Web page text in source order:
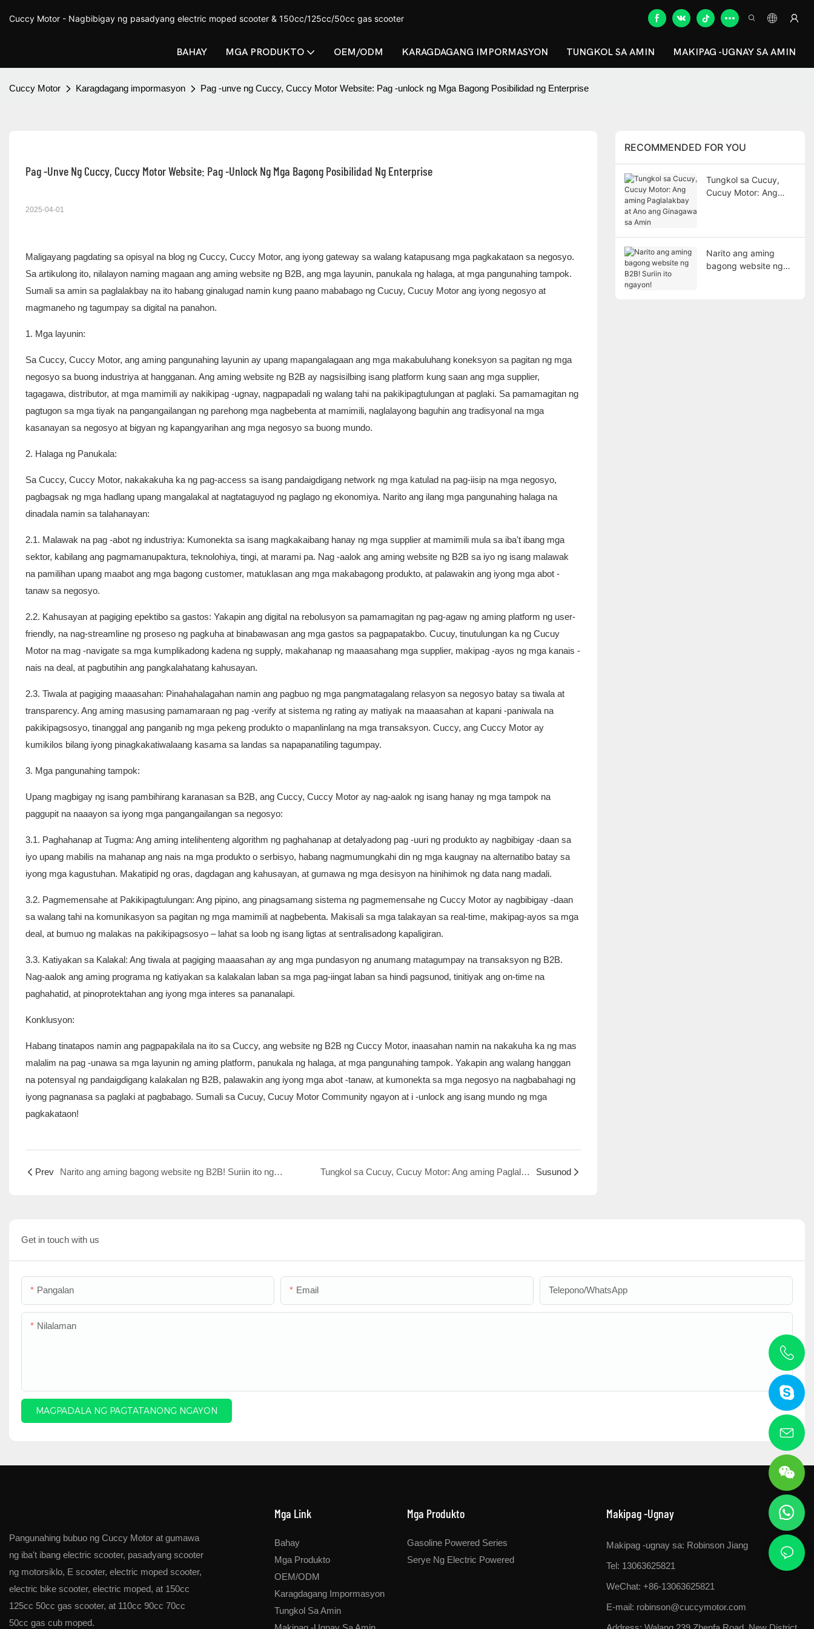
Cuccy Motor - Nagbibigay ng pasadyang electric moped scooter & 150cc/125cc/50cc gas scooter
BAHAY MGA PRODUKTO OEM/ODM KARAGDAGANG IMPORMASYON TUNGKOL SA AMIN MAKIPAG -UGNAY SA AMIN
Cuccy Motor Karagdagang impormasyon Pag -unve ng Cuccy, Cuccy Motor Website: Pag -unlock ng Mga Bagong Posibilidad ng Enterprise
Pag -unve Ng Cuccy, Cuccy Motor Website: Pag -unlock Ng Mga Bagong Posibilidad Ng Enterprise
2025-04-01
Maligayang pagdating sa opisyal na blog ng Cuccy, Cuccy Motor, ang iyong gateway sa walang katapusang mga pagkakataon sa negosyo.
Sa artikulong ito, nilalayon naming magaan ang aming website ng B2B, ang mga layunin, panukala ng halaga, at mga pangunahing tampok.
Sumali sa amin sa paglalakbay na ito habang ginalugad namin kung paano mababago ng Cucuy, Cucuy Motor ang iyong negosyo at
magmaneho ng tagumpay sa digital na panahon.
1. Mga layunin:
Sa Cuccy, Cuccy Motor, ang aming pangunahing layunin ay upang mapangalagaan ang mga makabuluhang koneksyon sa pagitan ng mga
negosyo sa buong industriya at hangganan. Ang aming website ng B2B ay nagsisilbing isang platform kung saan ang mga supplier,
tagagawa, distributor, at mga mamimili ay nakikipag -ugnay, nagpapadali ng walang tahi na pakikipagtulungan at paglaki. Sa pamamagitan ng
pagtugon sa mga tiyak na pangangailangan ng parehong mga nagbebenta at mamimili, naglalayong baguhin ang tradisyonal na mga
kasanayan sa negosyo at bigyan ng kapangyarihan ang mga negosyo sa buong mundo.
2. Halaga ng Panukala:
Sa Cuccy, Cuccy Motor, nakakakuha ka ng pag-access sa isang pandaigdigang network ng mga katulad na pag-iisip na mga negosyo,
pagbagsak ng mga hadlang upang mangalakal at nagtataguyod ng paglago ng ekonomiya. Narito ang ilang mga pangunahing halaga na
dinadala namin sa talahanayan:
2.1. Malawak na pag -abot ng industriya: Kumonekta sa isang magkakaibang hanay ng mga supplier at mamimili mula sa iba't ibang mga
sektor, kabilang ang pagmamanupaktura, teknolohiya, tingi, at marami pa. Nag -aalok ang aming website ng B2B sa iyo ng isang malawak
na pamilihan upang maabot ang mga bagong customer, matuklasan ang mga makabagong produkto, at palawakin ang iyong mga abot -
tanaw sa negosyo.
2.2. Kahusayan at pagiging epektibo sa gastos: Yakapin ang digital na rebolusyon sa pamamagitan ng pag-agaw ng aming platform ng user-
friendly, na nag-streamline ng proseso ng pagkuha at binabawasan ang mga gastos sa pagpapatakbo. Cucuy, tinutulungan ka ng Cucuy
Motor na mag -navigate sa mga kumplikadong kadena ng supply, makahanap ng maaasahang mga supplier, makipag -ayos ng mga kanais -
nais na deal, at pagbutihin ang pangkalahatang kahusayan.
2.3. Tiwala at pagiging maaasahan: Pinahahalagahan namin ang pagbuo ng mga pangmatagalang relasyon sa negosyo batay sa tiwala at
transparency. Ang aming masusing pamamaraan ng pag -verify at sistema ng rating ay matiyak na maaasahan at kapani -paniwala na
pakikipagsosyo, tinanggal ang panganib ng mga pekeng produkto o mapanlinlang na mga transaksyon. Cuccy, ang Cuccy Motor ay
kumikilos bilang iyong pinagkakatiwalaang kasama sa landas sa napapanatiling tagumpay.
3. Mga pangunahing tampok:
Upang magbigay ng isang pambihirang karanasan sa B2B, ang Cuccy, Cuccy Motor ay nag-aalok ng isang hanay ng mga tampok na
paggupit na naaayon sa iyong mga pangangailangan sa negosyo:
3.1. Paghahanap at Tugma: Ang aming intelihenteng algorithm ng paghahanap at detalyadong pag -uuri ng produkto ay nagbibigay -daan sa
iyo upang mabilis na mahanap ang nais na mga produkto o serbisyo, habang nagmumungkahi din ng mga kaugnay na alternatibo batay sa
iyong mga kagustuhan. Makatipid ng oras, dagdagan ang kahusayan, at gumawa ng mga desisyon na hinihimok ng data nang madali.
3.2. Pagmemensahe at Pakikipagtulungan: Ang pipino, ang pinagsamang sistema ng pagmemensahe ng Cuccy Motor ay nagbibigay -daan
sa walang tahi na komunikasyon sa pagitan ng mga mamimili at nagbebenta. Makisali sa mga talakayan sa real-time, makipag-ayos sa mga
deal, at bumuo ng malakas na pakikipagsosyo – lahat sa loob ng isang ligtas at sentralisadong kapaligiran.
3.3. Katiyakan sa Kalakal: Ang tiwala at pagiging maaasahan ay ang mga pundasyon ng anumang matagumpay na transaksyon ng B2B.
Nag-aalok ang aming programa ng katiyakan sa kalakalan laban sa mga pag-iingat laban sa hindi pagsunod, tinitiyak ang on-time na
paghahatid, at pinoprotektahan ang iyong mga interes sa pananalapi.
Konklusyon:
Habang tinatapos namin ang pagpapakilala na ito sa Cuccy, ang website ng B2B ng Cuccy Motor, inaasahan namin na nakakuha ka ng mas
malalim na pag -unawa sa mga layunin ng aming platform, panukala ng halaga, at mga pangunahing tampok. Yakapin ang walang hanggan
na potensyal ng pandaigdigang kalakalan ng B2B, palawakin ang iyong mga abot -tanaw, at kumonekta sa mga negosyo na nagbabahagi ng
iyong pagnanasa sa paglaki at pagbabago. Sumali sa Cucuy, Cucuy Motor Community ngayon at i -unlock ang isang mundo ng mga
pagkakataon!
Prev Narito ang aming bagong website ng B2B! Suriin ito ngayon! Tungkol sa Cucuy, Cucuy Motor: Ang aming Paglalakbay at Ano ang Ginagawa sa Amin Susunod
RECOMMENDED FOR YOU
Tungkol sa Cucuy,
Cucuy Motor: Ang
Narito ang aming
bagong website ng
Get in touch with us
Pangalan Email Telepono/WhatsApp
Nilalaman
MAGPADALA NG PAGTATANONG NGAYON
Pangunahing bubuo ng Cuccy Motor at gumawa
ng iba't ibang electric scooter, pasadyang scooter
ng motorsiklo, E scooter, electric moped scooter,
electric bike scooter, electric moped, at 150cc
125cc 50cc gas scooter, at 110cc 90cc 70cc
50cc gas cub moped.
Mga Link
Bahay
Mga Produkto
OEM/ODM
Karagdagang Impormasyon
Tungkol Sa Amin
Mga Produkto
Gasoline Powered Series
Serye Ng Electric Powered
Makipag -ugnay
Makipag -ugnay sa: Robinson Jiang
Tel: 13063625821
WeChat: +86-13063625821
E-mail: robinson@cuccymotor.com